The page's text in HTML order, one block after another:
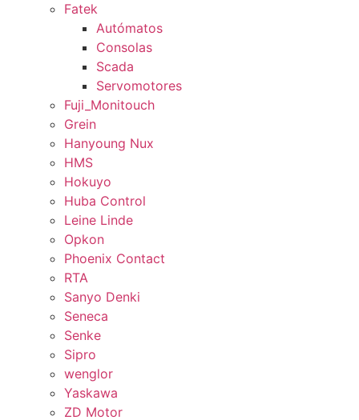
Fatek
Autómatos
Consolas
Scada
Servomotores
Fuji_Monitouch
Grein
Hanyoung Nux
HMS
Hokuyo
Huba Control
Leine Linde
Opkon
Phoenix Contact
RTA
Sanyo Denki
Seneca
Senke
Sipro
wenglor
Yaskawa
ZD Motor